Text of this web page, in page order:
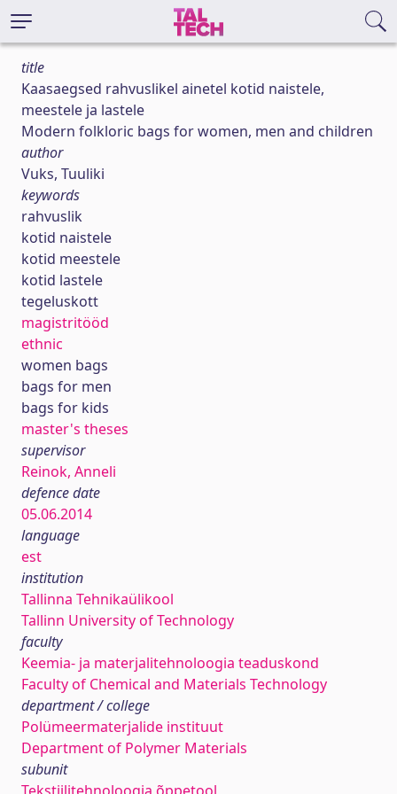
title
Kaasaegsed rahvuslikel ainetel kotid naistele,
meestele ja lastele
Modern folkloric bags for women, men and children
author
Vuks, Tuuliki
keywords
rahvuslik
kotid naistele
kotid meestele
kotid lastele
tegeluskott
magistritööd
ethnic
women bags
bags for men
bags for kids
master's theses
supervisor
Reinok, Anneli
defence date
05.06.2014
language
est
institution
Tallinna Tehnikaülikool
Tallinn University of Technology
faculty
Keemia- ja materjalitehnoloogia teaduskond
Faculty of Chemical and Materials Technology
department / college
Polümeermaterjalide instituut
Department of Polymer Materials
subunit